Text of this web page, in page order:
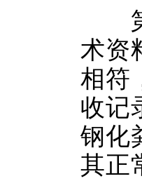
第
术资
相符
收记
钢化
其正